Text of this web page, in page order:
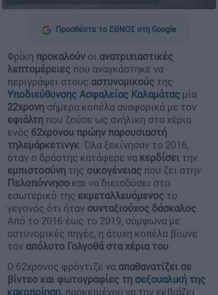
Προσθέστε το ΕΘΝΟΣ στη Google
Φρίκη προκαλούν οι ανατριχιαστικές
λεπτομέρειες που αναγκάστηκε να
περιγράψει στους αστυνομικούς της
Υποδιεύθυνσης Ασφαλείας Καλαμάτας μία
22χρονη σήμερα κοπέλα αναφορικά με τον
εφιάλτη που ζούσε ως ανήλικη στα χέρια
ενός 62χρονου πρώην παρουσιαστή
τηλεμάρκετινγκ. Όλα ξεκίνησαν το 2016,
όταν ο δράστης κατάφερε να κερδίσει την
εμπιστοσύνη της οικογένειας που ζει στην
Πελοπόννησο και να διεισδύσει στο
εσωτερικό της εκμεταλλευόμενος το
γεγονός ότι ήταν συνταξιούχος δάσκαλος.
Από το 2016 έως το 2019, σύμφωνα με
αστυνομικές πηγές, η άτυχη κοπέλα βίωνε
τον απόλυτο Γολγοθά στα χέρια του.
Ο 62χρονος φρόντιζε να απαθανατίζει σε
βίντεο και φωτογραφίες τη σεξουαλική της
κακοποίηση, προκειμένου να την εκβιάζει